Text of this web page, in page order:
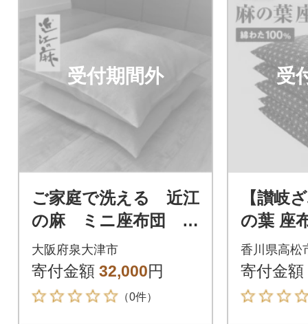
受付期間外
ご家庭で洗える 近江
の麻 ミニ座布団 4
5×45cm 2個 ざぶ
とんカバー2枚
大阪府泉大津市
寄付金額 32,000円
（0件）
受
【讃岐
の葉 座
×59cm
綿わた
香川県高松
寄付金額